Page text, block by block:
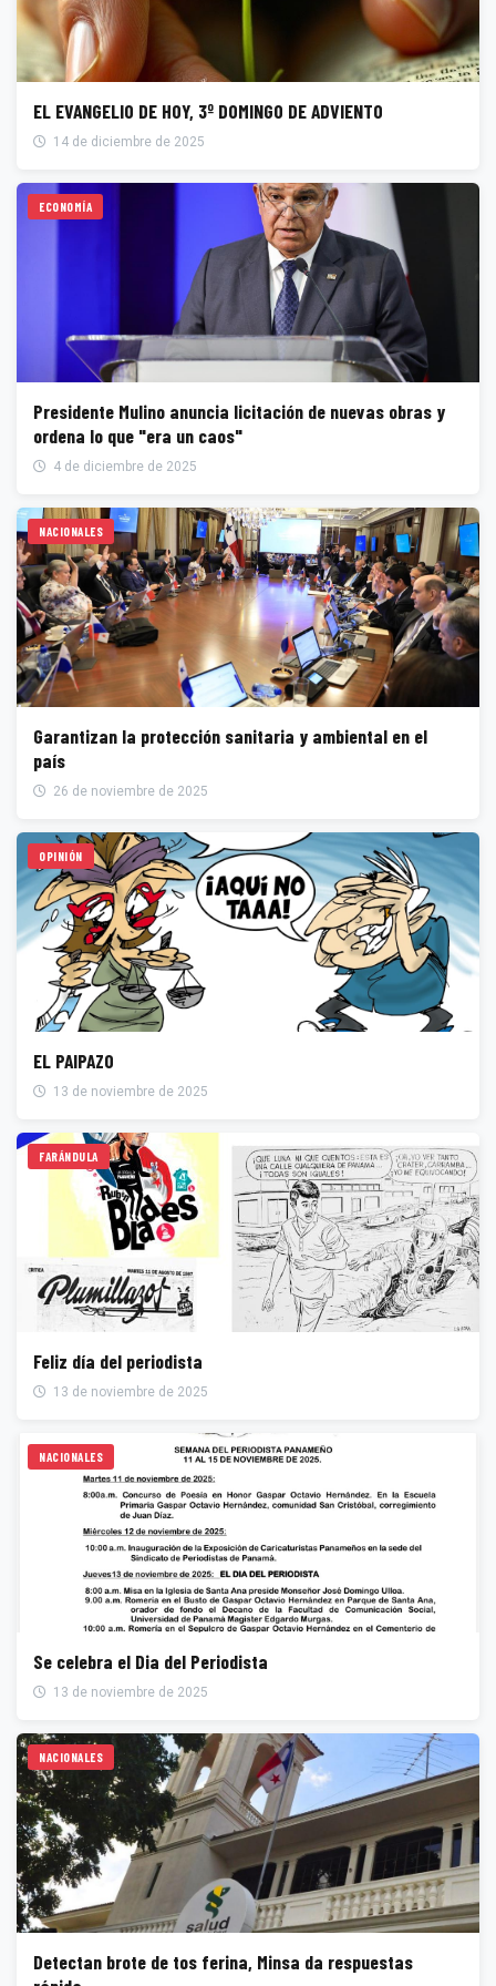
EL EVANGELIO DE HOY, 3º DOMINGO DE ADVIENTO
14 de diciembre de 2025
ECONOMÍA
Presidente Mulino anuncia licitación de nuevas obras y
ordena lo que "era un caos"
4 de diciembre de 2025
NACIONALES
Garantizan la protección sanitaria y ambiental en el
país
26 de noviembre de 2025
OPINIÓN
EL PAIPAZO
13 de noviembre de 2025
FARÁNDULA
Feliz día del periodista
13 de noviembre de 2025
NACIONALES
Se celebra el Dia del Periodista
13 de noviembre de 2025
NACIONALES
Detectan brote de tos ferina, Minsa da respuestas